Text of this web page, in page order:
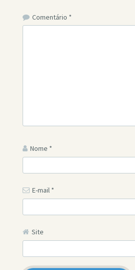
Comentário *
Nome *
E-mail *
Site